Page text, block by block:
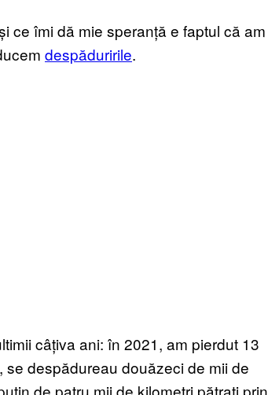
ce îmi dă mie speranță e faptul că am
despăduririle.
câțiva ani: în 2021, am pierdut 13
se despădureau douăzeci de mii de